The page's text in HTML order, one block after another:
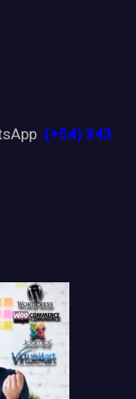
(+54) 343